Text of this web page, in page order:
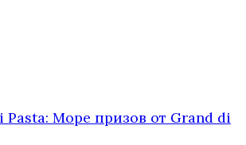
Pasta: Море призов от Grand di